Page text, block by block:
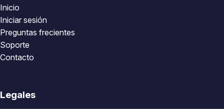
Inicio
Iniciar sesión
Preguntas frecientes
Soporte
Contacto
Legales